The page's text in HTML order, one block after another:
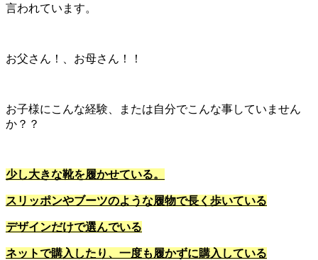
言われています。
お父さん！、お母さん！！
お子様にこんな経験、または自分でこんな事していません
か？？
少し大きな靴を履かせている。
スリッポンやブーツのような履物で長く歩いている
デザインだけで選んでいる
ネットで購入したり、一度も履かずに購入している